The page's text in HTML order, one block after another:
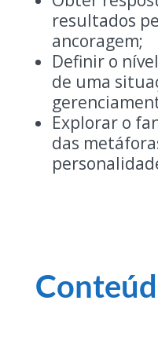
resultados
ancoragem;
Definir o
de uma
Explorar o
das